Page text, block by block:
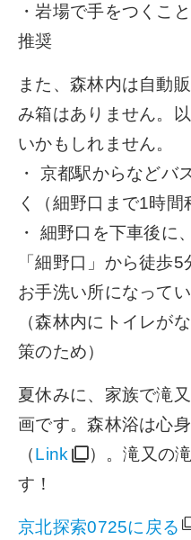
・岩場で手をつくこ
推奨
また、森林内は自動
み箱はありません。
いかもしれません。
・ 京都駅からなどバ
く（細野口まで1時間
・ 細野口を下車後に
「細野口」から徒歩
お手洗い所になって
（森林内にトイレが
策のため）
夏休みに、家族で滝
画です。森林浴は心
（Link
）。滝又の
す！
京北探索0725に戻る